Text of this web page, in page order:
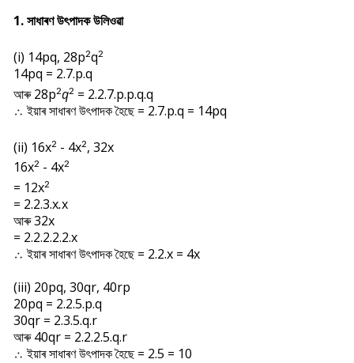
1. সাধাৰণ উৎপাদক উলিওৱা
(i) 14pq, 28p2q2
14pq = 2.7.p.q
আৰু 28p2q2 = 2.2.7.p.p.q.q
∴ ইয়াৰ সাধাৰণ উৎপাদক হৈছে = 2.7.p.q = 14pq
(ii) 16x2 - 4x2, 32x
16x2 - 4x2
= 12x2
= 2.2.3.x.x
আৰু 32x
= 2.2.2.2.2.x
∴ ইয়াৰ সাধাৰণ উৎপাদক হৈছে = 2.2.x = 4x
(iii) 20pq, 30qr, 40rp
20pq = 2.2.5.p.q
30qr = 2.3.5.q.r
আৰু 40qr = 2.2.2.5.q.r
∴ ইয়াৰ সাধাৰণ উৎপাদক হৈছে = 2.5 = 10